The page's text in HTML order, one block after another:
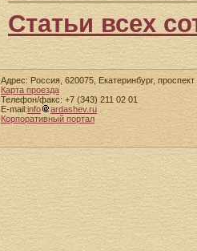
Статьи всех
Адрес: Россия, 620075, Екатеринбург,
Карта проезда
Телефон/факс: +7 (343) 211 02 01
E-mail:info
ardashev.ru
Корпоративный портал